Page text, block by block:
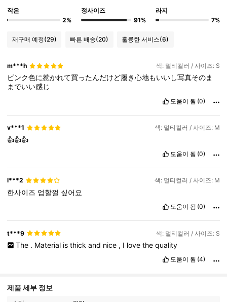
작은
2%
정사이즈
91%
라지
7%
재구매 예정(29) 빠른 배송(20) 훌륭한 서비스(6)
m***h 색: 멀티컬러 / 사이즈: S
ピンク色に惹かれて買ったんだけど履き心地もいいし写真そのま
までいい感じ
도움이 됨 (0)
v***1 색: 멀티컬러 / 사이즈: M
👍👍👍
도움이 됨 (0)
l***2 색: 멀티컬러 / 사이즈: M
한사이즈 업할껄 싶어요
도움이 됨 (0)
t***9 색: 멀티컬러 / 사이즈: S
The . Material is thick and nice , I love the quality
도움이 됨 (4)
제품 세부 정보